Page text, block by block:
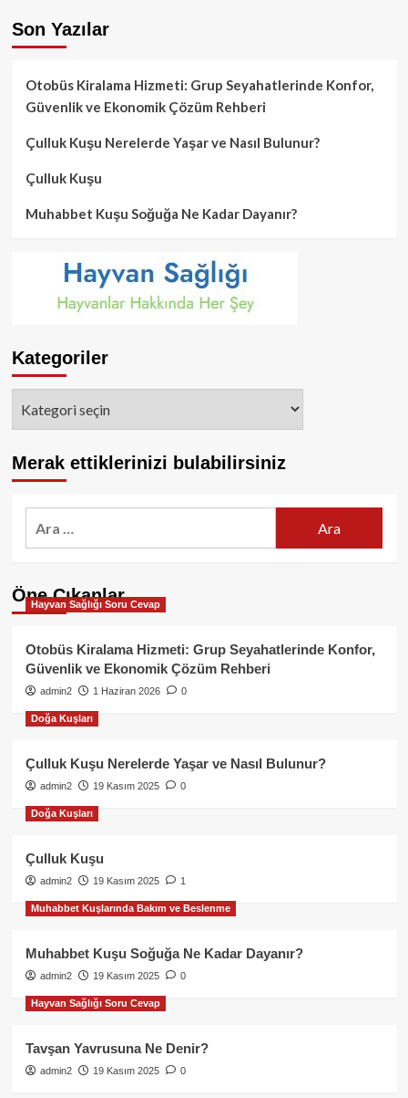
Son Yazılar
Otobüs Kiralama Hizmeti: Grup Seyahatlerinde Konfor,
Güvenlik ve Ekonomik Çözüm Rehberi
Çulluk Kuşu Nerelerde Yaşar ve Nasıl Bulunur?
Çulluk Kuşu
Muhabbet Kuşu Soğuğa Ne Kadar Dayanır?
Kategoriler
Merak ettiklerinizi bulabilirsiniz
Öne Çıkanlar
Hayvan Sağlığı Soru Cevap
Otobüs Kiralama Hizmeti: Grup Seyahatlerinde Konfor,
Güvenlik ve Ekonomik Çözüm Rehberi
admin2 1 Haziran 2026 0
Doğa Kuşları
Çulluk Kuşu Nerelerde Yaşar ve Nasıl Bulunur?
admin2 19 Kasım 2025 0
Doğa Kuşları
Çulluk Kuşu
admin2 19 Kasım 2025 1
Muhabbet Kuşlarında Bakım ve Beslenme
Muhabbet Kuşu Soğuğa Ne Kadar Dayanır?
admin2 19 Kasım 2025 0
Hayvan Sağlığı Soru Cevap
Tavşan Yavrusuna Ne Denir?
admin2 19 Kasım 2025 0